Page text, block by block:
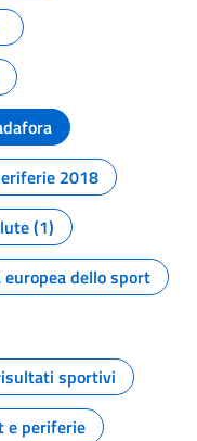
2018
(1)
dello sport
sportivi
e periferie